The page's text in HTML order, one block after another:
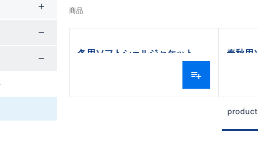
商品
冬用ソフトシェルジャケット 春秋用